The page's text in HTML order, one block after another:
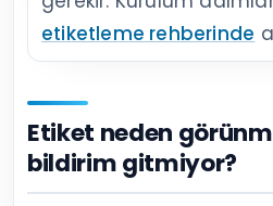
etiketleme rehberinde
Etiket neden
bildirim gitmiyor?